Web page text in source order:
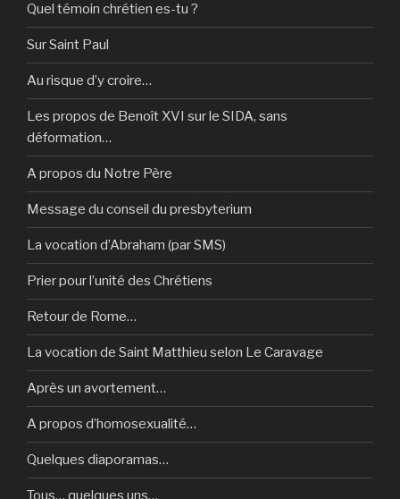
Quel témoin chrétien es-tu ?
Sur Saint Paul
Au risque d’y croire…
Les propos de Benoît XVI sur le SIDA, sans
déformation…
A propos du Notre Père
Message du conseil du presbyterium
La vocation d’Abraham (par SMS)
Prier pour l’unité des Chrétiens
Retour de Rome…
La vocation de Saint Matthieu selon Le Caravage
Après un avortement…
A propos d’homosexualité…
Quelques diaporamas…
Tous… quelques uns…